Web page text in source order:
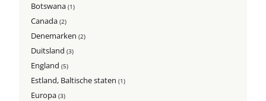
Botswana(1)
Canada(2)
Denemarken(2)
Duitsland(3)
England(5)
Estland, Baltische staten(1)
Europa(3)